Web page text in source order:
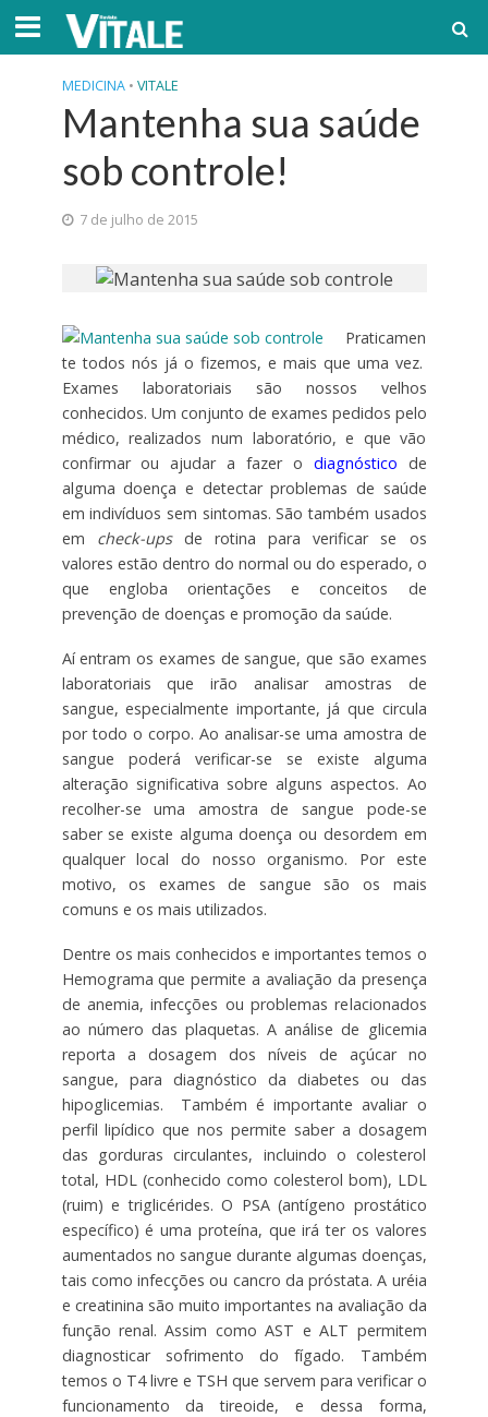
MEDICINA • VITALE
Mantenha sua saúde
sob controle!
7 de julho de 2015
Praticamen
te todos nós já o fizemos, e mais que uma vez.
Exames laboratoriais são nossos velhos
conhecidos. Um conjunto de exames pedidos pelo
médico, realizados num laboratório, e que vão
confirmar ou ajudar a fazer o diagnóstico de
alguma doença e detectar problemas de saúde
em indivíduos sem sintomas. São também usados
em check-upsde rotina para verificar se os
valores estão dentro do normal ou do esperado, o
que engloba orientações e conceitos de
prevenção de doenças e promoção da saúde.
Aí entram os exames de sangue, que são exames
laboratoriais que irão analisar amostras de
sangue, especialmente importante, já que circula
por todo o corpo. Ao analisar-se uma amostra de
sangue poderá verificar-se se existe alguma
alteração significativa sobre alguns aspectos. Ao
recolher-se uma amostra de sangue pode-se
saber se existe alguma doença ou desordem em
qualquer local do nosso organismo. Por este
motivo, os exames de sangue são os mais
comuns e os mais utilizados.
Dentre os mais conhecidos e importantes temos o
Hemograma que permite a avaliação da presença
de anemia, infecções ou problemas relacionados
ao número das plaquetas. A análise de glicemia
reporta a dosagem dos níveis de açúcar no
sangue, para diagnóstico da diabetes ou das
hipoglicemias. Também é importante avaliar o
perfil lipídico que nos permite saber a dosagem
das gorduras circulantes, incluindo o colesterol
total, HDL (conhecido como colesterol bom), LDL
(ruim) e triglicérides. O PSA (antígeno prostático
específico) é uma proteína, que irá ter os valores
aumentados no sangue durante algumas doenças,
tais como infecções ou cancro da próstata. A uréia
e creatinina são muito importantes na avaliação da
função renal. Assim como AST e ALT permitem
diagnosticar sofrimento do fígado. Também
temos o T4 livre e TSH que servem para verificar o
funcionamento da tireoide, e dessa forma,